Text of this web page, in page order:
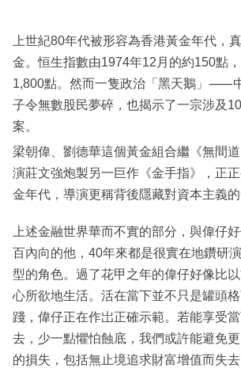
閱
專
區
上世紀80年代被形容為香港黃金年代，
金。恒生指數由1974年12月的約150點
1,800點。然而一隻政治「黑天鵝」⸺
子令無數股民夢碎，也揭示了一宗涉及
案。
梁朝偉、劉德華這個黃金組合繼《無間
演莊文強炮製另一巨作《金手指》，正
金年代，導演更稱背後隱藏對資本主義的
上述金融世界華而不實的部分，與偉仔
百內向的他，40年來都是很實在地鑽研
型的角色。過了花甲之年的偉仔好像比
心所欲地生活。活在當下並不只是罐頭
踐，偉仔正在作岀正確示範。若能享受
去，少一點懼怕蝕底，我們或許能避免
的損失，包括無止境追求財富增值而失去